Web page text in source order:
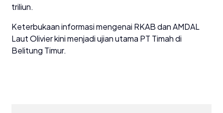
triliun.
Keterbukaan informasi mengenai RKAB dan AMDAL
Laut Olivier kini menjadi ujian utama PT Timah di
Belitung Timur.